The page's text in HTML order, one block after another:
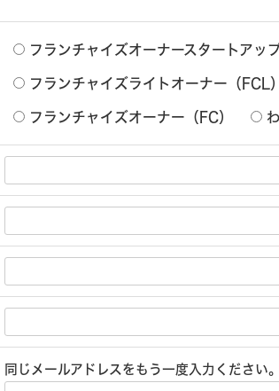
フランチャイズオーナースタートアッ
フランチャイズライトオーナー（FCL）
フランチャイズオーナー（FC）
同じメールアドレスをもう一度入力ください。